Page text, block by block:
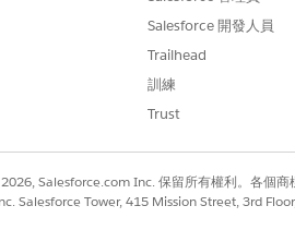
戶互動,進而做出更明智的決策並改
Salesforce 開發人員
Trailhead
訓練
Trust
Salesforce.com Inc. 保留所有權利。各個商
Salesforce Tower, 415 Mission Street, 3rd